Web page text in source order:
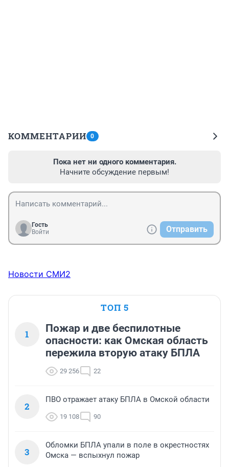
КОММЕНТАРИИ 0
Пока нет ни одного комментария.
Начните обсуждение первым!
Гость
Войти
Отправить
Новости СМИ2
ТОП 5
1
Пожар и две беспилотные
опасности: как Омская область
пережила вторую атаку БПЛА
29 256 22
2
ПВО отражает атаку БПЛА в Омской области
19 108 90
3
Обломки БПЛА упали в поле в окрестностях
Омска — вспыхнул пожар